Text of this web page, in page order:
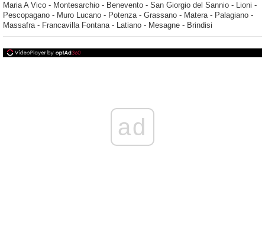
Maria A Vico - Montesarchio - Benevento - San Giorgio del Sannio - Lioni -
Pescopagano - Muro Lucano - Potenza - Grassano - Matera - Palagiano -
Massafra - Francavilla Fontana - Latiano - Mesagne - Brindisi
ad